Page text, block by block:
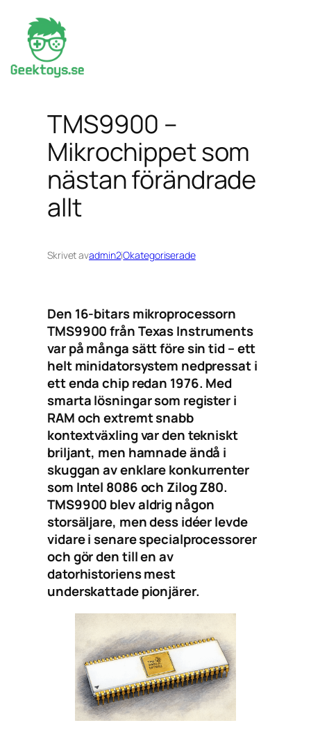
Hoppa
innehåll
TMS9900 –
Mikrochippet som
nästan förändrade
allt
Skrivet avadmin2iOkategoriserade
Den 16-bitars mikroprocessorn
TMS9900 från Texas Instruments
var på många sätt före sin tid – ett
helt minidatorsystem nedpressat i
ett enda chip redan 1976. Med
smarta lösningar som register i
RAM och extremt snabb
kontextväxling var den tekniskt
briljant, men hamnade ändå i
skuggan av enklare konkurrenter
som Intel 8086 och Zilog Z80.
TMS9900 blev aldrig någon
storsäljare, men dess idéer levde
vidare i senare specialprocessorer
och gör den till en av
datorhistoriens mest
underskattade pionjärer.